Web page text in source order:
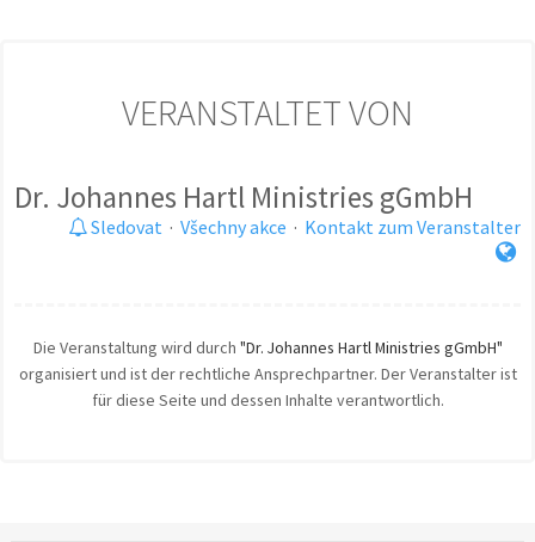
VERANSTALTET VON
Dr. Johannes Hartl Ministries gGmbH
Sledovat · Všechny akce · Kontakt zum Veranstalter
Die Veranstaltung wird durch "Dr. Johannes Hartl Ministries gGmbH"
organisiert und ist der rechtliche Ansprechpartner. Der Veranstalter ist
für diese Seite und dessen Inhalte verantwortlich.